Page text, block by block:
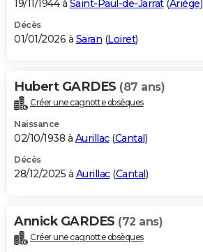
19/11/1944 à Saint-Paul-de-Jarrat(Ariège)
Décès
01/01/2026 à Saran (Loiret)
Hubert GARDES (87 ans)
Créer une cagnotte obsèques
Naissance
02/10/1938 à Aurillac(Cantal)
Décès
28/12/2025 à Aurillac(Cantal)
Annick GARDES (72 ans)
Créer une cagnotte obsèques